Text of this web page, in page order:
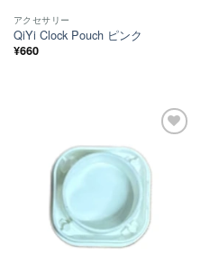
アクセサリー
QiYi Clock Pouch ピンク
¥660